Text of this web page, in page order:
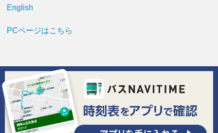
English
PCページはこちら